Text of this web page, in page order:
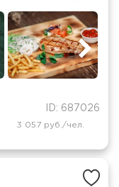
ID: 687026
3 057 руб./чел.